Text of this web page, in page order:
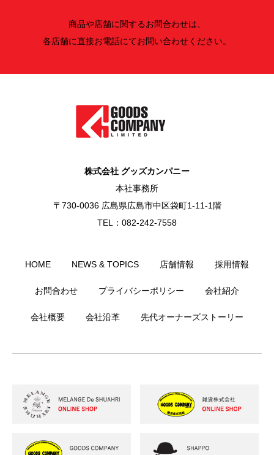
商品や店舗に関するお問合わせは、
各店舗に直接お電話にてお問い合わせください。
株式会社 グッズカンパニー
本社事務所
〒730-0036 広島県広島市中区袋町1-11-1階
TEL：082-242-7558
HOME NEWS & TOPICS 店舗情報 採用情報
お問合わせ プライバシーポリシー 会社紹介
会社概要 会社沿革 先代オーナーズストーリー